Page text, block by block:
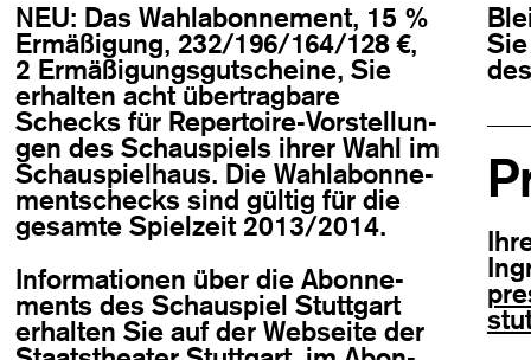
NEU: Das Wahl­abon­ne­ment, 15 %
Ermä­ßi­gung, 232/196/164/128 €,
2 Ermä­ßi­gungs­gut­scheine, Sie
erhal­ten acht über­trag­bare
Schecks für Reper­toire-Vor­stel­lun­
gen des Schau­spiels ihrer Wahl im
Schau­spiel­haus. Die Wahl­abon­ne­
ment­schecks sind gül­tig für die
gesamte Spiel­zeit 2013/2014.
Infor­ma­tio­nen über die Abon­ne­
ments des Schau­spiel Stutt­gart
erhal­ten Sie auf der Web­seite der